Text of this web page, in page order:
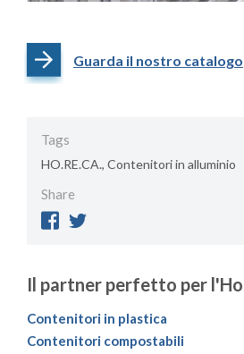
Guarda il nostro catalogo
Tags
HO.RE.CA., Contenitori in alluminio
Share
Il partner perfetto per
Contenitori in plastica
Contenitori compostabili